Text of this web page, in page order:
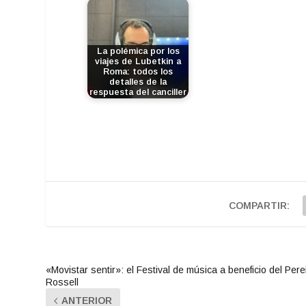
La polémica por los
viajes de Lubetkin a
Roma: todos los
detalles de la
respuesta del canciller
COMPARTIR:
«Movistar sentir»: el Festival de música a beneficio del
Rossell
ANTERIOR